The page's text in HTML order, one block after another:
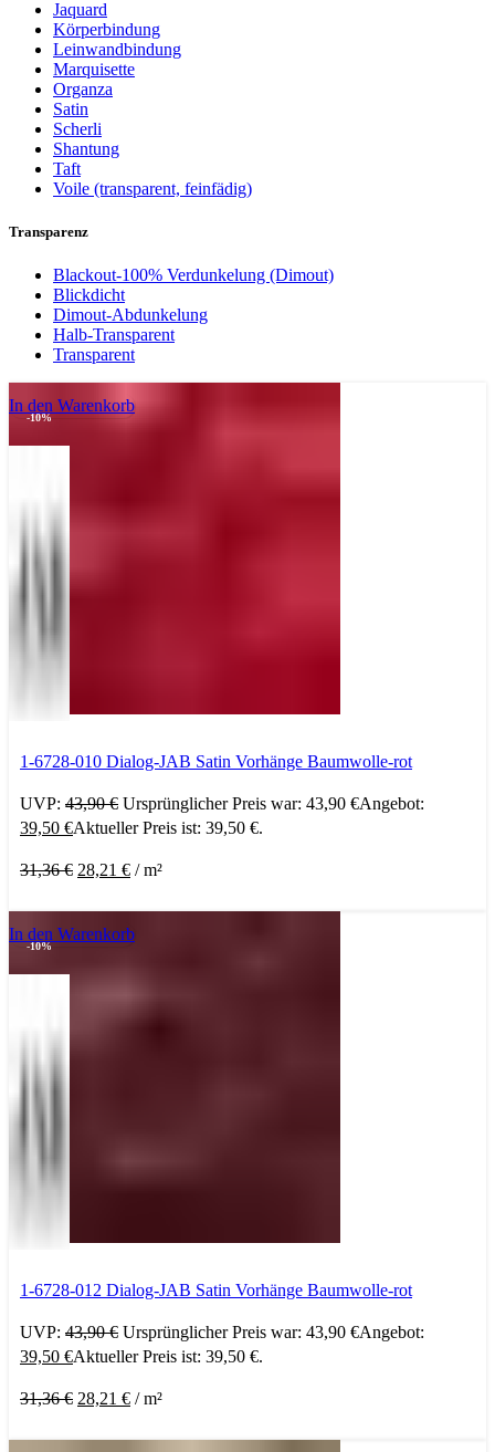
Jaquard
Körperbindung
Leinwandbindung
Marquisette
Organza
Satin
Scherli
Shantung
Taft
Voile (transparent, feinfädig)
Transparenz
Blackout-100% Verdunkelung (Dimout)
Blickdicht
Dimout-Abdunkelung
Halb-Transparent
Transparent
-10%
In den Warenkorb
1-6728-010 Dialog-JAB Satin Vorhänge Baumwolle-rot
UVP: 43,90€ Ursprünglicher Preis war: 43,90 €Angebot:
39,50 €Aktueller Preis ist: 39,50 €.
31,36€ 28,21 € /m²
-10%
In den Warenkorb
1-6728-012 Dialog-JAB Satin Vorhänge Baumwolle-rot
UVP: 43,90€ Ursprünglicher Preis war: 43,90 €Angebot:
39,50 €Aktueller Preis ist: 39,50 €.
31,36€ 28,21 € /m²